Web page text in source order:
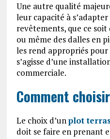
Une autre qualité
leur capacité à
revêtements, que ce
ou même des dalles en
les rend appropriés pour
s’agisse d’une
commerciale.
Comment
Le choix d’unplot
doit se faire en prenant